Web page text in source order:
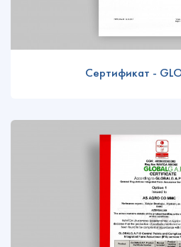
Сертификат -